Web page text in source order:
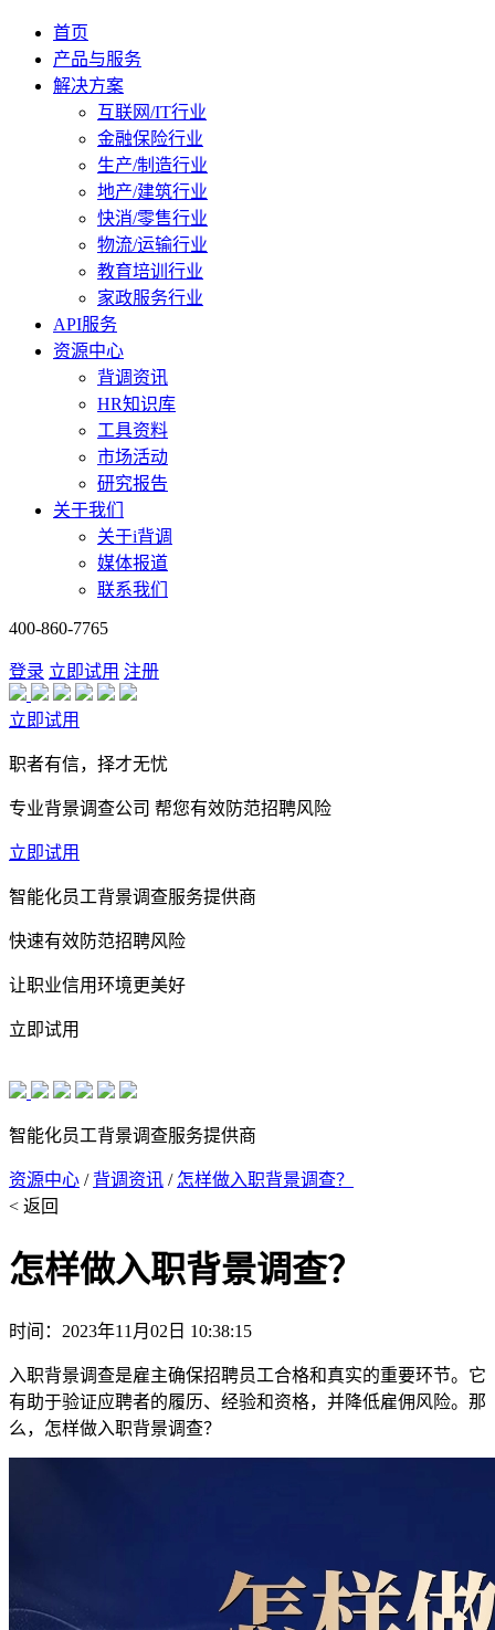
首页
产品与服务
解决方案
互联网/IT行业
金融保险行业
生产/制造行业
地产/建筑行业
快消/零售行业
物流/运输行业
教育培训行业
家政服务行业
API服务
资源中心
背调资讯
HR知识库
工具资料
市场活动
研究报告
关于我们
关于i背调
媒体报道
联系我们
400-860-7765
登录 立即试用 注册
立即试用
职者有信，择才无忧
专业背景调查公司 帮您有效防范招聘风险
立即试用
智能化员工背景调查服务提供商
快速有效防范招聘风险
让职业信用环境更美好
立即试用
智能化员工背景调查服务提供商
资源中心 / 背调资讯 / 怎样做入职背景调查？
< 返回
怎样做入职背景调查？
时间：2023年11月02日 10:38:15
入职背景调查是雇主确保招聘员工合格和真实的重要环节。它
有助于验证应聘者的履历、经验和资格，并降低雇佣风险。那
么，怎样做入职背景调查？